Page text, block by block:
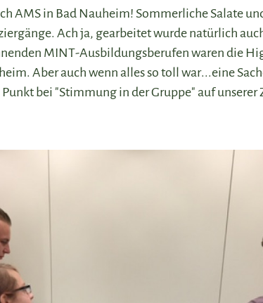
AMS in Bad Nauheim! Sommerliche Salate
Ach ja, gearbeitet wurde natürlich
MINT-Ausbildungsberufen waren die
Aber auch wenn alles so toll war...eine
bei "Stimmung in der Gruppe" auf unserer